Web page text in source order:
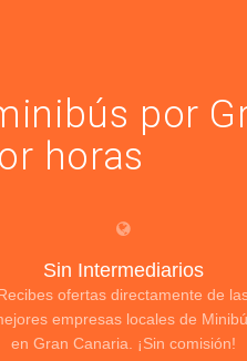
por
horas
Sin Intermediarios
ofertas directamente de
empresas locales de
en Gran Canaria. ¡Sin comisión!